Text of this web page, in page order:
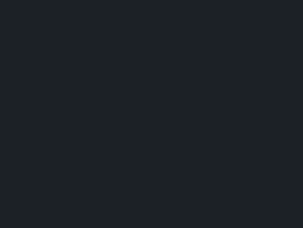
สิงหาคม 2023
Bruna Marquezine,
Soto